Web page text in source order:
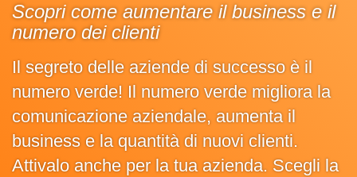
Scopri come aumentare il business e il
numero dei clienti
Il segreto delle aziende di successo è il
numero verde! Il numero verde migliora la
comunicazione aziendale, aumenta il
business e la quantità di nuovi clienti.
Attivalo anche per la tua azienda. Scegli la